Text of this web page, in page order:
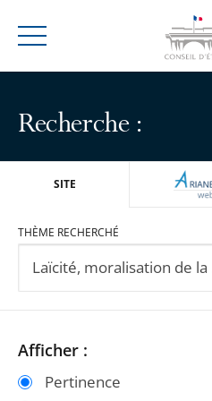
Menu
Recherche :
SITE
THÈME RECHERCHÉ
Passer
les
Passer
les
Afficher :
Pertinence